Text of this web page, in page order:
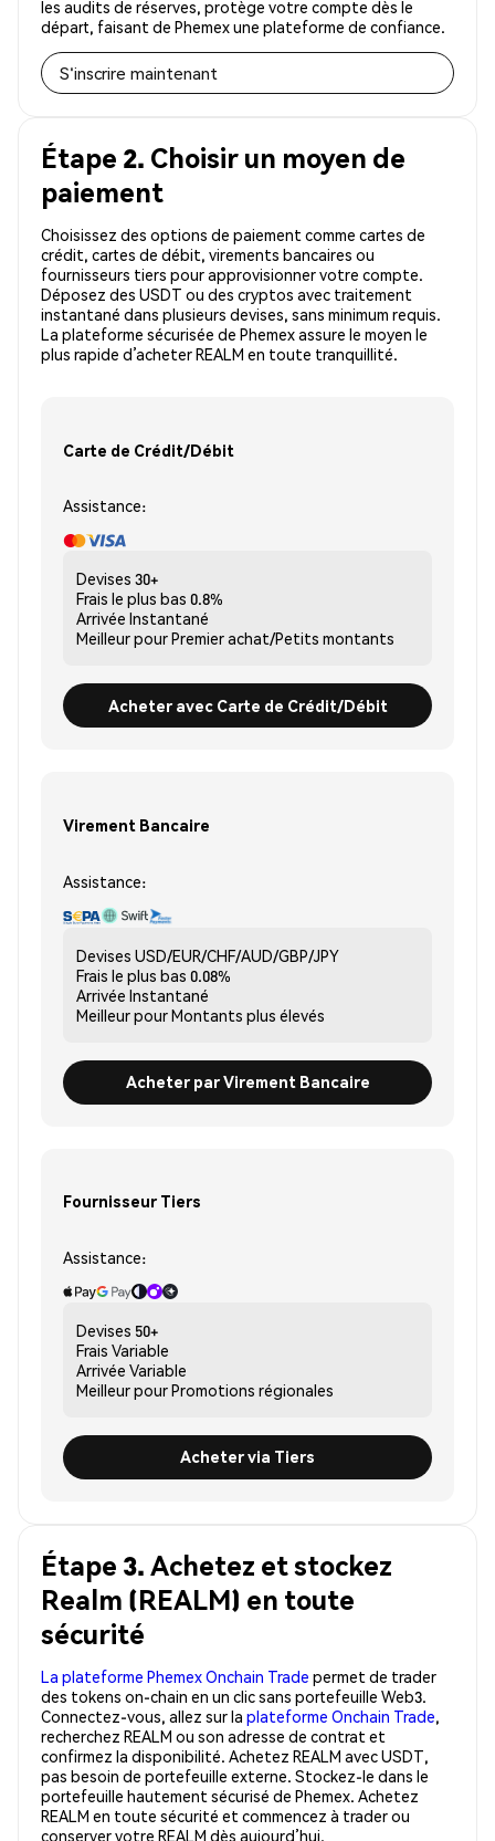
les audits de réserves, protège votre compte dès le
départ, faisant de Phemex une plateforme de confiance.
S'inscrire maintenant
Étape 2. Choisir un moyen de
paiement
Choisissez des options de paiement comme cartes de
crédit, cartes de débit, virements bancaires ou
fournisseurs tiers pour approvisionner votre compte.
Déposez des USDT ou des cryptos avec traitement
instantané dans plusieurs devises, sans minimum requis.
La plateforme sécurisée de Phemex assure le moyen le
plus rapide d’acheter REALM en toute tranquillité.
Carte de Crédit/Débit
Assistance:
Devises 30+
Frais le plus bas 0.8%
Arrivée Instantané
Meilleur pourPremier achat/Petits montants
Acheter avec Carte de Crédit/Débit
Virement Bancaire
Assistance:
Devises USD/EUR/CHF/AUD/GBP/JPY
Frais le plus bas 0.08%
Arrivée Instantané
Meilleur pourMontants plus élevés
Acheter par Virement Bancaire
Fournisseur Tiers
Assistance:
Devises 50+
Frais Variable
Arrivée Variable
Meilleur pourPromotions régionales
Acheter via Tiers
Étape 3. Achetez et stockez
Realm (REALM) en toute
sécurité
La plateforme Phemex Onchain Trade permet de trader
des tokens on-chain en un clic sans portefeuille Web3.
Connectez-vous, allez sur la plateforme Onchain Trade,
recherchez REALM ou son adresse de contrat et
confirmez la disponibilité. Achetez REALM avec USDT,
pas besoin de portefeuille externe. Stockez-le dans le
portefeuille hautement sécurisé de Phemex. Achetez
REALM en toute sécurité et commencez à trader ou
conserver votre REALM dès aujourd’hui.